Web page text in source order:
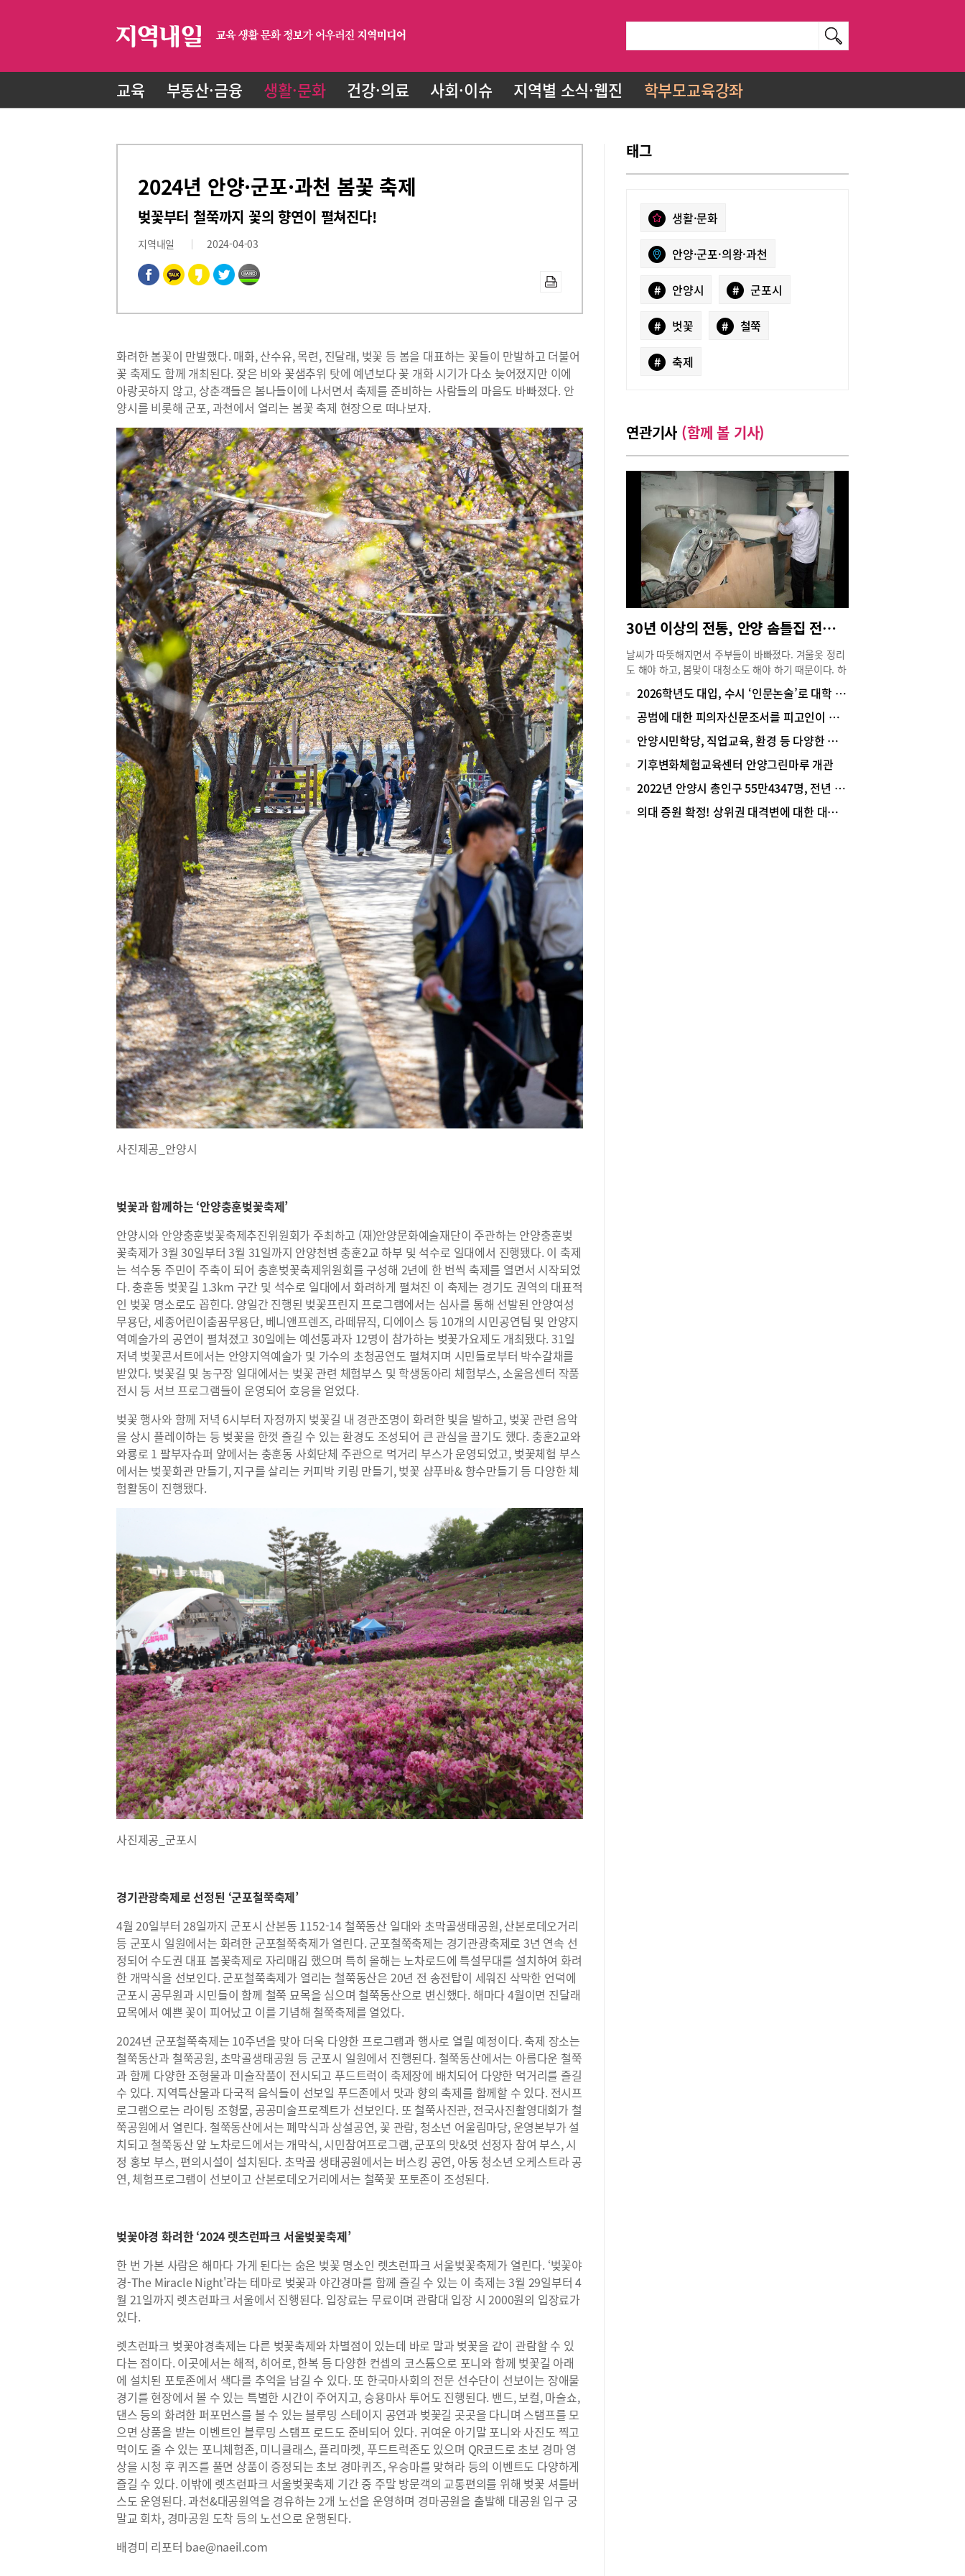
교육 부동산·금융 생활·문화 건강·의료 사회·이슈 지역별 소식·웹진 학부모교육강좌
2024년 안양·군포·과천 봄꽃 축제
벚꽃부터 철쭉까지 꽃의 향연이 펼쳐진다!
지역내일 2024-04-03
화려한 봄꽃이 만발했다. 매화, 산수유, 목련, 진달래, 벚꽃 등 봄을 대표하는 꽃들이 만발하고 더불어
꽃 축제도 함께 개최된다. 잦은 비와 꽃샘추위 탓에 예년보다 꽃 개화 시기가 다소 늦어졌지만 이에
아랑곳하지 않고, 상춘객들은 봄나들이에 나서면서 축제를 준비하는 사람들의 마음도 바빠졌다. 안
양시를 비롯해 군포, 과천에서 열리는 봄꽃 축제 현장으로 떠나보자.
사진제공_안양시
벚꽃과 함께하는 ‘안양충훈벚꽃축제’
안양시와 안양충훈벚꽃축제추진위원회가 주최하고 (재)안양문화예술재단이 주관하는 안양충훈벚
꽃축제가 3월 30일부터 3월 31일까지 안양천변 충훈2교 하부 및 석수로 일대에서 진행됐다. 이 축제
는 석수동 주민이 주축이 되어 충훈벚꽃축제위원회를 구성해 2년에 한 번씩 축제를 열면서 시작되었
다. 충훈동 벚꽃길 1.3km 구간 및 석수로 일대에서 화려하게 펼쳐진 이 축제는 경기도 권역의 대표적
인 벚꽃 명소로도 꼽힌다. 양일간 진행된 벚꽃프린지 프로그램에서는 심사를 통해 선발된 안양여성
무용단, 세종어린이춤꿈무용단, 베니앤프렌즈, 라떼뮤직, 디에이스 등 10개의 시민공연팀 및 안양지
역예술가의 공연이 펼쳐졌고 30일에는 예선통과자 12명이 참가하는 벚꽃가요제도 개최됐다. 31일
저녁 벚꽃콘서트에서는 안양지역예술가 및 가수의 초청공연도 펼쳐지며 시민들로부터 박수갈채를
받았다. 벚꽃길 및 농구장 일대에서는 벚꽃 관련 체험부스 및 학생동아리 체험부스, 소울음센터 작품
전시 등 서브 프로그램들이 운영되어 호응을 얻었다.
벚꽃 행사와 함께 저녁 6시부터 자정까지 벚꽃길 내 경관조명이 화려한 빛을 발하고, 벚꽃 관련 음악
을 상시 플레이하는 등 벚꽃을 한껏 즐길 수 있는 환경도 조성되어 큰 관심을 끌기도 했다. 충훈2교와
와룡로 1 팔부자슈퍼 앞에서는 충훈동 사회단체 주관으로 먹거리 부스가 운영되었고, 벚꽃체험 부스
에서는 벚꽃화관 만들기, 지구를 살리는 커피박 키링 만들기, 벚꽃 샴푸바& 향수만들기 등 다양한 체
험활동이 진행됐다.
사진제공_군포시
경기관광축제로 선정된 ‘군포철쭉축제’
4월 20일부터 28일까지 군포시 산본동 1152-14 철쭉동산 일대와 초막골생태공원, 산본로데오거리
등 군포시 일원에서는 화려한 군포철쭉축제가 열린다. 군포철쭉축제는 경기관광축제로 3년 연속 선
정되어 수도권 대표 봄꽃축제로 자리매김 했으며 특히 올해는 노차로드에 특설무대를 설치하여 화려
한 개막식을 선보인다. 군포철쭉축제가 열리는 철쭉동산은 20년 전 송전탑이 세워진 삭막한 언덕에
군포시 공무원과 시민들이 함께 철쭉 묘목을 심으며 철쭉동산으로 변신했다. 해마다 4월이면 진달래
묘목에서 예쁜 꽃이 피어났고 이를 기념해 철쭉축제를 열었다.
2024년 군포철쭉축제는 10주년을 맞아 더욱 다양한 프로그램과 행사로 열릴 예정이다. 축제 장소는
철쭉동산과 철쭉공원, 초막골생태공원 등 군포시 일원에서 진행된다. 철쭉동산에서는 아름다운 철쭉
과 함께 다양한 조형물과 미술작품이 전시되고 푸드트럭이 축제장에 배치되어 다양한 먹거리를 즐길
수 있다. 지역특산물과 다국적 음식들이 선보일 푸드존에서 맛과 향의 축제를 함께할 수 있다. 전시프
로그램으로는 라이팅 조형물, 공공미술프로젝트가 선보인다. 또 철쭉사진관, 전국사진촬영대회가 철
쭉공원에서 열린다. 철쭉동산에서는 폐막식과 상설공연, 꽃 관람, 청소년 어울림마당, 운영본부가 설
치되고 철쭉동산 앞 노차로드에서는 개막식, 시민참여프로그램, 군포의 맛&멋 선정자 참여 부스, 시
정 홍보 부스, 편의시설이 설치된다. 초막골 생태공원에서는 버스킹 공연, 아동 청소년 오케스트라 공
연, 체험프로그램이 선보이고 산본로데오거리에서는 철쭉꽃 포토존이 조성된다.
벚꽃야경 화려한 ‘2024 렛츠런파크 서울벚꽃축제’
한 번 가본 사람은 해마다 가게 된다는 숨은 벚꽃 명소인 렛츠런파크 서울벚꽃축제가 열린다. ‘벚꽃야
경-The Miracle Night'라는 테마로 벚꽃과 야간경마를 함께 즐길 수 있는 이 축제는 3월 29일부터 4
월 21일까지 렛츠런파크 서울에서 진행된다. 입장료는 무료이며 관람대 입장 시 2000원의 입장료가
있다.
렛츠런파크 벚꽃야경축제는 다른 벚꽃축제와 차별점이 있는데 바로 말과 벚꽃을 같이 관람할 수 있
다는 점이다. 이곳에서는 해적, 히어로, 한복 등 다양한 컨셉의 코스튬으로 포니와 함께 벚꽃길 아래
에 설치된 포토존에서 색다를 추억을 남길 수 있다. 또 한국마사회의 전문 선수단이 선보이는 장애물
경기를 현장에서 볼 수 있는 특별한 시간이 주어지고, 승용마사 투어도 진행된다. 밴드, 보컬, 마술쇼,
댄스 등의 화려한 퍼포먼스를 볼 수 있는 블루밍 스테이지 공연과 벚꽃길 곳곳을 다니며 스탬프를 모
으면 상품을 받는 이벤트인 블루밍 스탬프 로드도 준비되어 있다. 귀여운 아기말 포니와 사진도 찍고
먹이도 줄 수 있는 포니체험존, 미니클래스, 플리마켓, 푸드트럭존도 있으며 QR코드로 초보 경마 영
상을 시청 후 퀴즈를 풀면 상품이 증정되는 초보 경마퀴즈, 우승마를 맞혀라 등의 이벤트도 다양하게
즐길 수 있다. 이밖에 렛츠런파크 서울벚꽃축제 기간 중 주말 방문객의 교통편의를 위해 벚꽃 셔틀버
스도 운영된다. 과천&대공원역을 경유하는 2개 노선을 운영하며 경마공원을 출발해 대공원 입구 궁
말교 회차, 경마공원 도착 등의 노선으로 운행된다.
배경미 리포터 bae@naeil.com
태그
생활·문화
안양·군포·의왕·과천
# 안양시 # 군포시
# 벗꽃 # 철쭉
# 축제
연관기사 (함께 볼 기사)
30년 이상의 전통, 안양 솜틀집 전문 ‘행복솜틀집’
날씨가 따뜻해지면서 주부들이 바빠졌다. 겨울옷 정리
도 해야 하고, 봄맞이 대청소도 해야 하기 때문이다. 하
지만 무엇보다 신경 써서 봄맞이 관리에 나서야 하는
것이 바로 이불. 안양 호계동에서 20년 넘게 솜 트는 공
장과 솜틀집을 함께 운영하고 있는 ‘행복솜틀집’ 김용
먼지 등으로 많이 오염돼 있다”며 “이불은 꼭 세탁하고
햇볕에 잘 말린 후 보관해야 오래 사용할 수 있고, 목화
솜 이불의 경우 솜을 틀어주면 세균과 이물질, 먼지 등
의 오염이 제거되고 솜도 살아나 다음 겨울에 더 따뜻
하게 덮을 수 있다”고 조언했다. 또 “솜은 이불 속에 들
어가 있어 소비자들이 눈으로 직접 확인하기가 쉽지 않
2026학년도 대입, 수시 ‘인문논술’로 대학 업그레이드 하자!
공범에 대한 피의자신문조서를 피고인이 부인하는 경우 그 증거능력
안양시민학당, 직업교육, 환경 등 다양한 프로그램 가득~
기후변화체험교육센터 안양그린마루 개관
2022년 안양시 총인구 55만4347명, 전년 대비 0.2% 증가
의대 증원 확정! 상위권 대격변에 대한 대응은?